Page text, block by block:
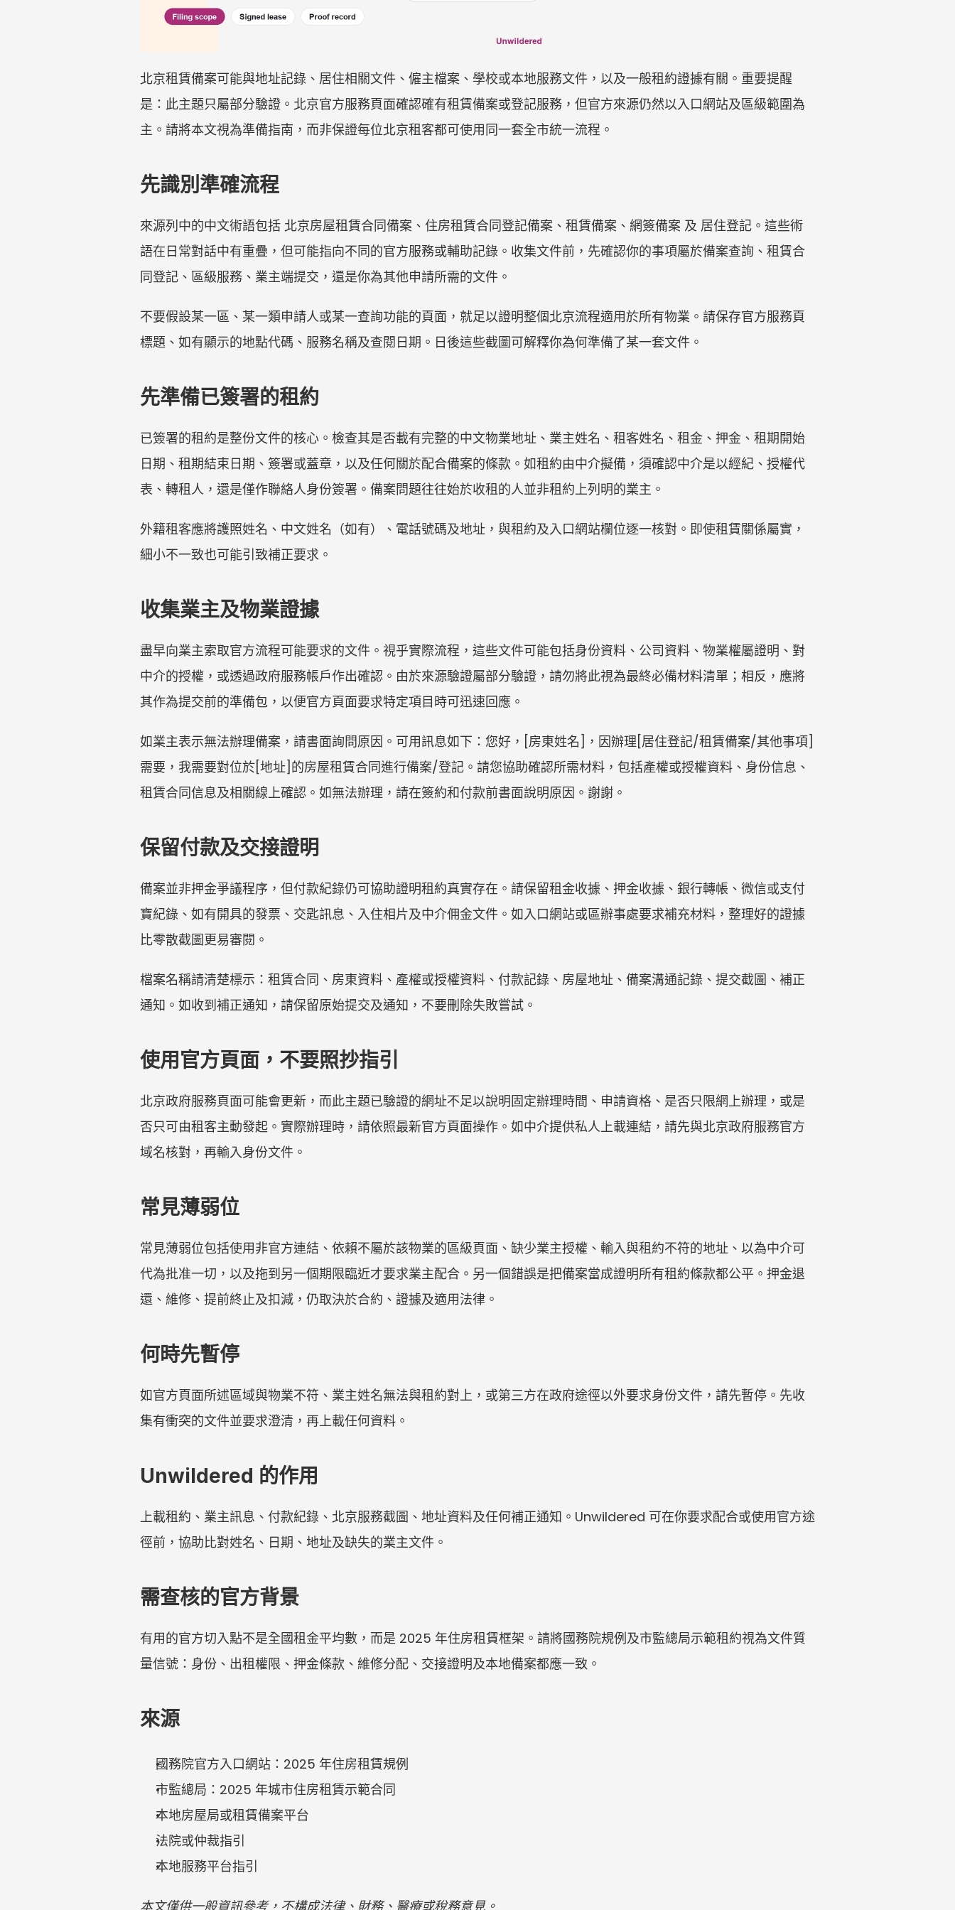
北京租賃備案可能與地址記錄、居住相關文件、僱主檔案、學校或本地服務文件，以及一般租約證據有關。重要提醒
是：此主題只屬部分驗證。北京官方服務頁面確認確有租賃備案或登記服務，但官方來源仍然以入口網站及區級範圍為
主。請將本文視為準備指南，而非保證每位北京租客都可使用同一套全市統一流程。
先識別準確流程
來源列中的中文術語包括 北京房屋租賃合同備案、住房租賃合同登記備案、租賃備案、網簽備案 及 居住登記。這些術
語在日常對話中有重疊，但可能指向不同的官方服務或輔助記錄。收集文件前，先確認你的事項屬於備案查詢、租賃合
同登記、區級服務、業主端提交，還是你為其他申請所需的文件。
不要假設某一區、某一類申請人或某一查詢功能的頁面，就足以證明整個北京流程適用於所有物業。請保存官方服務頁
標題、如有顯示的地點代碼、服務名稱及查閱日期。日後這些截圖可解釋你為何準備了某一套文件。
先準備已簽署的租約
已簽署的租約是整份文件的核心。檢查其是否載有完整的中文物業地址、業主姓名、租客姓名、租金、押金、租期開始
日期、租期結束日期、簽署或蓋章，以及任何關於配合備案的條款。如租約由中介擬備，須確認中介是以經紀、授權代
表、轉租人，還是僅作聯絡人身份簽署。備案問題往往始於收租的人並非租約上列明的業主。
外籍租客應將護照姓名、中文姓名（如有）、電話號碼及地址，與租約及入口網站欄位逐一核對。即使租賃關係屬實，
細小不一致也可能引致補正要求。
收集業主及物業證據
盡早向業主索取官方流程可能要求的文件。視乎實際流程，這些文件可能包括身份資料、公司資料、物業權屬證明、對
中介的授權，或透過政府服務帳戶作出確認。由於來源驗證屬部分驗證，請勿將此視為最終必備材料清單；相反，應將
其作為提交前的準備包，以便官方頁面要求特定項目時可迅速回應。
如業主表示無法辦理備案，請書面詢問原因。可用訊息如下：您好，[房東姓名]，因辦理[居住登記/租賃備案/其他事項]
需要，我需要對位於[地址]的房屋租賃合同進行備案/登記。請您協助確認所需材料，包括產權或授權資料、身份信息、
租賃合同信息及相關線上確認。如無法辦理，請在簽約和付款前書面說明原因。謝謝。
保留付款及交接證明
備案並非押金爭議程序，但付款紀錄仍可協助證明租約真實存在。請保留租金收據、押金收據、銀行轉帳、微信或支付
寶紀錄、如有開具的發票、交匙訊息、入住相片及中介佣金文件。如入口網站或區辦事處要求補充材料，整理好的證據
比零散截圖更易審閱。
檔案名稱請清楚標示：租賃合同、房東資料、產權或授權資料、付款記錄、房屋地址、備案溝通記錄、提交截圖、補正
通知。如收到補正通知，請保留原始提交及通知，不要刪除失敗嘗試。
使用官方頁面，不要照抄指引
北京政府服務頁面可能會更新，而此主題已驗證的網址不足以說明固定辦理時間、申請資格、是否只限網上辦理，或是
否只可由租客主動發起。實際辦理時，請依照最新官方頁面操作。如中介提供私人上載連結，請先與北京政府服務官方
域名核對，再輸入身份文件。
常見薄弱位
常見薄弱位包括使用非官方連結、依賴不屬於該物業的區級頁面、缺少業主授權、輸入與租約不符的地址、以為中介可
代為批准一切，以及拖到另一個期限臨近才要求業主配合。另一個錯誤是把備案當成證明所有租約條款都公平。押金退
還、維修、提前終止及扣減，仍取決於合約、證據及適用法律。
何時先暫停
如官方頁面所述區域與物業不符、業主姓名無法與租約對上，或第三方在政府途徑以外要求身份文件，請先暫停。先收
集有衝突的文件並要求澄清，再上載任何資料。
Unwildered 的作用
上載租約、業主訊息、付款紀錄、北京服務截圖、地址資料及任何補正通知。Unwildered 可在你要求配合或使用官方途
徑前，協助比對姓名、日期、地址及缺失的業主文件。
需查核的官方背景
有用的官方切入點不是全國租金平均數，而是 2025 年住房租賃框架。請將國務院規例及市監總局示範租約視為文件質
量信號：身份、出租權限、押金條款、維修分配、交接證明及本地備案都應一致。
來源
國務院官方入口網站：2025 年住房租賃規例
市監總局：2025 年城市住房租賃示範合同
本地房屋局或租賃備案平台
法院或仲裁指引
本地服務平台指引
本文僅供一般資訊參考，不構成法律、財務、醫療或稅務意見。